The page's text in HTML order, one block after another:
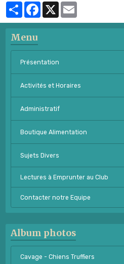
PartagerFacebook
Menu
Présentation
Activités et Horaires
Administratif
Boutique Alimentation
Sujets Divers
Lectures à Emprunter au Club
Contacter notre Equipe
Album photos
Cavage - Chiens Truffiers